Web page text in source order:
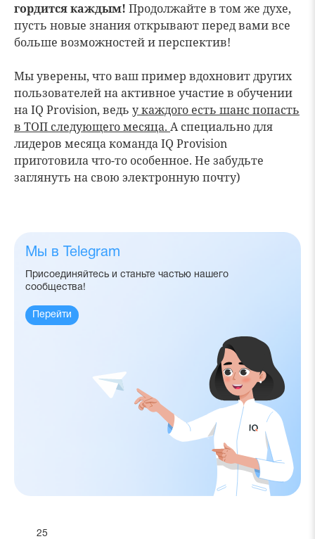
гордится каждым! Продолжайте в том же духе,
пусть новые знания открывают перед вами все
больше возможностей и перспектив!
Мы уверены, что ваш пример вдохновит других
пользователей на активное участие в обучении
на IQ Provision, ведь у каждого есть шанс попасть
в ТОП следующего месяца. А специально для
лидеров месяца команда IQ Provision
приготовила что-то особенное. Не забудьте
заглянуть на свою электронную почту)
Мы в Telegram
Присоединяйтесь и станьте частью нашего
сообщества!
Перейти
25